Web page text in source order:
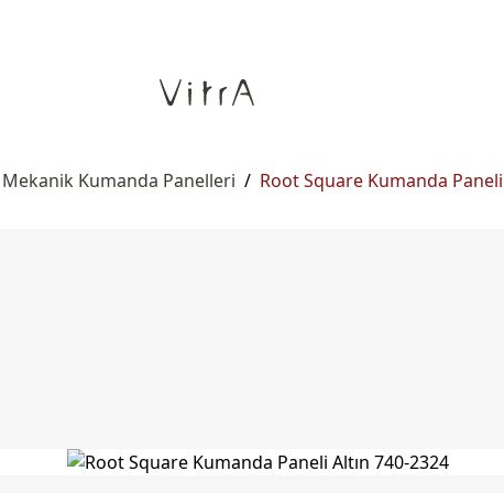
Mekanik Kumanda Panelleri / Root Square Kumanda Paneli